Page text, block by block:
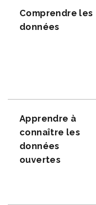
Comprendre les
données
Apprendre à
connaître les
données
ouvertes